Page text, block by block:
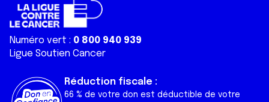
Numéro vert : 0 800 940 939
Ligue Soutien Cancer
Réduction fiscale :
66 % de votre don est déductible de votre